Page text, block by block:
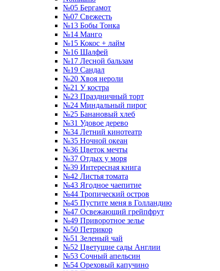
№05 Бергамот
№07 Свежесть
№13 Бобы Тонка
№14 Манго
№15 Кокос + лайм
№16 Шалфей
№17 Лесной бальзам
№19 Сандал
№20 Хвоя нероли
№21 У костра
№23 Праздничный торт
№24 Миндальный пирог
№25 Банановый хлеб
№31 Удовое дерево
№34 Летний кинотеатр
№35 Ночной океан
№36 Цветок мечты
№37 Отдых у моря
№39 Интересная книга
№42 Листья томата
№43 Ягодное чаепитие
№44 Тропический остров
№45 Пустите меня в Голландию
№47 Освежающий грейпфрут
№49 Приворотное зелье
№50 Петрикор
№51 Зеленый чай
№52 Цветущие сады Англии
№53 Сочный апельсин
№54 Ореховый капучино